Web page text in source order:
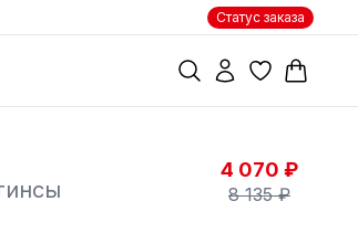
Статус заказа
4 070 ₽
8 135 ₽